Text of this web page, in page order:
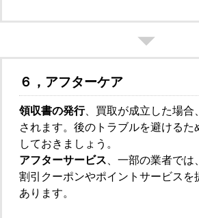
６，アフターケア
領収書の発行、買取が成立した場合
されます。後のトラブルを避けるた
しておきましょう。
アフターサービス、一部の業者では
割引クーポンやポイントサービスを
あります。